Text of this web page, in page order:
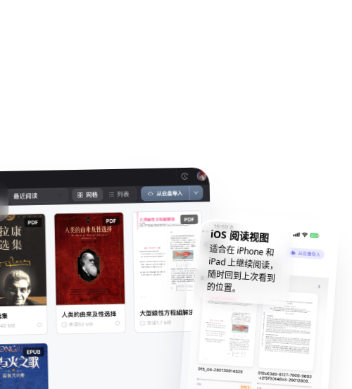
iOS 阅读视图
适合在 iPhone 和
iPad 上继续阅读，
随时回到上次看到
的位置。